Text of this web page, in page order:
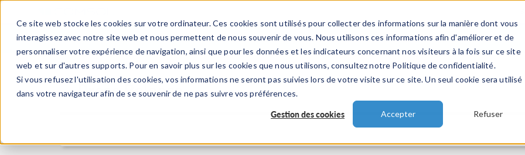
Ce site web stocke les cookies sur votre ordinateur. Ces cookies sont utilisés pour collecter des informations sur la manière dont vous
interagissez avec notre site web et nous permettent de nous souvenir de vous. Nous utilisons ces informations afin d'améliorer et de
personnaliser votre expérience de navigation, ainsi que pour les données et les indicateurs concernant nos visiteurs à la fois sur ce site
web et sur d'autres supports. Pour en savoir plus sur les cookies que nous utilisons, consultez notre Politique de confidentialité.
Si vous refusez l'utilisation des cookies, vos informations ne seront pas suivies lors de votre visite sur ce site. Un seul cookie sera utilisé
dans votre navigateur afin de se souvenir de ne pas suivre vos préférences.
Gestion des cookies Accepter Refuser
PRODUITS INDUSTRIES VIDEOS EVENEMENTS
Press Release